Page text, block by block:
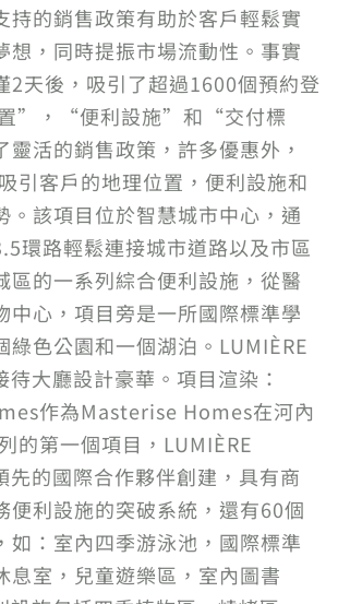
持的銷售政策有助於客戶輕鬆實
想，同時提振市場流動性。事實
2天後，吸引了超過1600個預約登
”，“便利設施”和“交付標
活的銷售政策，許多優惠外，
引客戶的地理位置，便利設施和
。該項目位於智慧城市中心，通
環路輕鬆連接城市道路以及市區
區的一系列綜合便利設施，從醫
中心，項目旁是一所國際標準學
綠色公園和一個湖泊。LUMIÈRE
大廳設計豪華。項目渲染：
作為Masterise Homes在河內
的第一個項目，LUMIÈRE
的國際合作夥伴創建，具有商
便利設施的突破系統，還有60個
如：室內四季游泳池，國際標準
息室，兒童遊樂區，室內圖書